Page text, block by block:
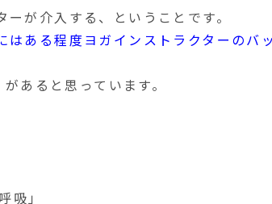
が介入する、ということです。
ある程度ヨガインストラクターのバ
があると思っています。
吸」